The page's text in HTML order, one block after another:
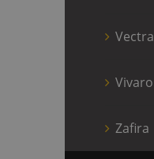
Vectra
Vivaro
Zafira